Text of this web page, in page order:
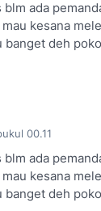
blm ada
kesana
banget deh
00.11
blm ada
kesana
banget deh